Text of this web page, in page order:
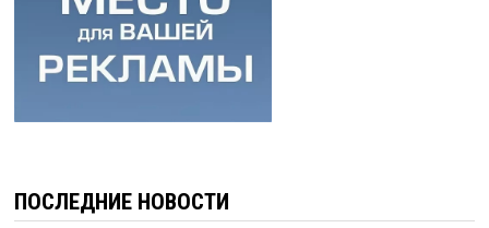
ПОСЛЕДНИЕ НОВОСТИ